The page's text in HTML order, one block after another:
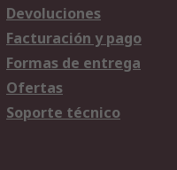
Devoluciones
Facturación y pago
Formas de entrega
Ofertas
Soporte técnico